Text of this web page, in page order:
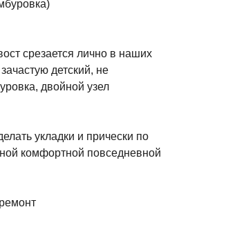
срезается лично в наших
детский, не
двойной узел
укладки и прически по
комфортной повседневной